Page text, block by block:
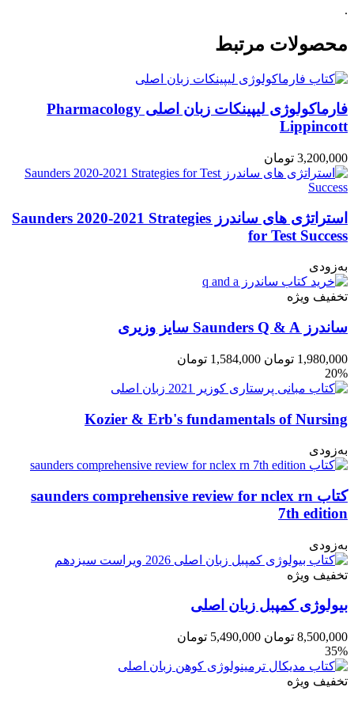
.
محصولات مرتبط
فارماکولوژی لیپینکات زبان اصلی Pharmacology
Lippincott
3,200,000 تومان
استراتژی های ساندرز Saunders 2020-2021 Strategies
for Test Success
به‌زودی
تخفیف ویژه
ساندرز Saunders Q & A سایز وزیری
1,980,000 تومان 1,584,000 تومان
20%
Kozier & Erb's fundamentals of Nursing
به‌زودی
کتاب saunders comprehensive review for nclex rn
7th edition
به‌زودی
تخفیف ویژه
بیولوژی کمپبل زبان اصلی
8,500,000 تومان 5,490,000 تومان
35%
تخفیف ویژه